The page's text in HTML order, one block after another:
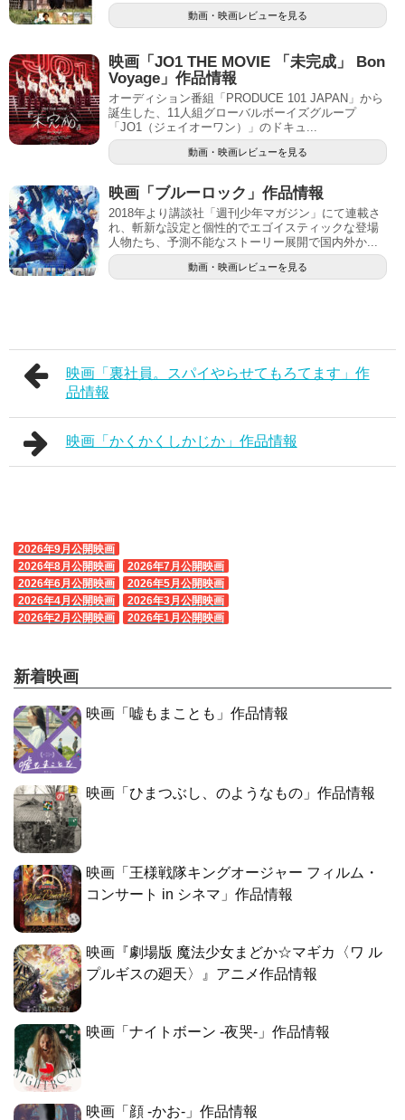
動画・映画レビューを見る
映画「JO1 THE MOVIE 「未完成」 Bon
Voyage」作品情報
オーディション番組「PRODUCE 101 JAPAN」から
誕生した、11人組グローバルボーイズグループ
「JO1（ジェイオーワン）」のドキュ...
動画・映画レビューを見る
映画「ブルーロック」作品情報
2018年より講談社「週刊少年マガジン」にて連載さ
れ、斬新な設定と個性的でエゴイスティックな登場
人物たち、予測不能なストーリー展開で国内外か...
動画・映画レビューを見る
映画「裏社員。スパイやらせてもろてます」作
品情報
映画「かくかくしかじか」作品情報
2026年9月公開映画
2026年8月公開映画
2026年7月公開映画
2026年6月公開映画
2026年5月公開映画
2026年4月公開映画
2026年3月公開映画
2026年2月公開映画
2026年1月公開映画
新着映画
映画「嘘もまことも」作品情報
映画「ひまつぶし、のようなもの」作品情報
映画「王様戦隊キングオージャー フィルム・
コンサート in シネマ」作品情報
映画『劇場版 魔法少女まどか☆マギカ〈ワ ル
プルギスの廻天〉』アニメ作品情報
映画「ナイトボーン -夜哭-」作品情報
映画「顔 -かお-」作品情報